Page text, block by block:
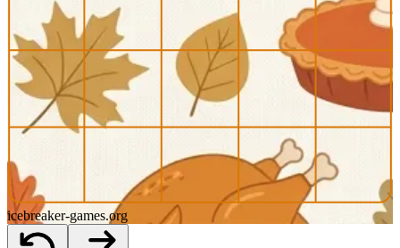
icebreaker-games.org